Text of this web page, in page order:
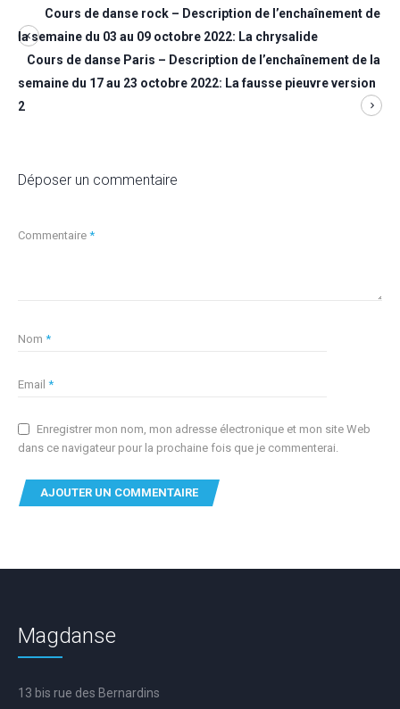
Cours de danse rock – Description de l’enchaînement de
la semaine du 03 au 09 octobre 2022: La chrysalide
Cours de danse Paris – Description de l’enchaînement de la
semaine du 17 au 23 octobre 2022: La fausse pieuvre version
2
Déposer un commentaire
Commentaire *
Nom *
Email *
Enregistrer mon nom, mon adresse électronique et mon site Web
dans ce navigateur pour la prochaine fois que je commenterai.
Magdanse
13 bis rue des Bernardins